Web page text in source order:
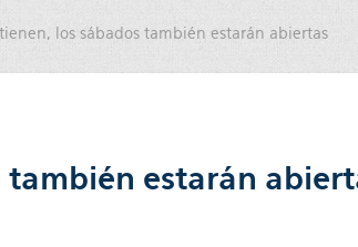
los sábados también estarán abiertas
también estarán